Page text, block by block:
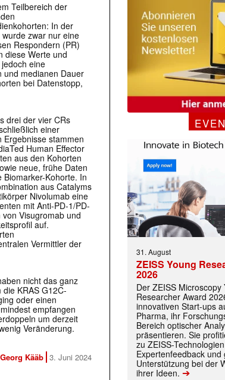
Teilbereich der
In der
zwar nur eine
Respondern (PR)
diese Werte und
eine
und medianen Dauer
bei Datenstopp,
drei der vier CRs
einer
stammen
Human Effector
aus den Kohorten
neue, frühe Daten
Kohorte. In
aus Catalyms
Nivolumab eine
mit Anti-PD-1/PD-
Visugromab und
auf.
Vermittler der
nicht das ganz
KRAS G12C-
oder einen
empfangen
um derzeit
Veränderung.
Georg Kääb 3. Juni 2024
31. August
ZEISS Young
2026
Der ZEISS Microscopy
Researcher Award
innovativen Start-ups
Pharma, ihr
Bereich optischer
präsentieren. Sie
zu ZEISS-
Expertenfeedback und
Unterstützung bei der
ihrer Ideen. ➔